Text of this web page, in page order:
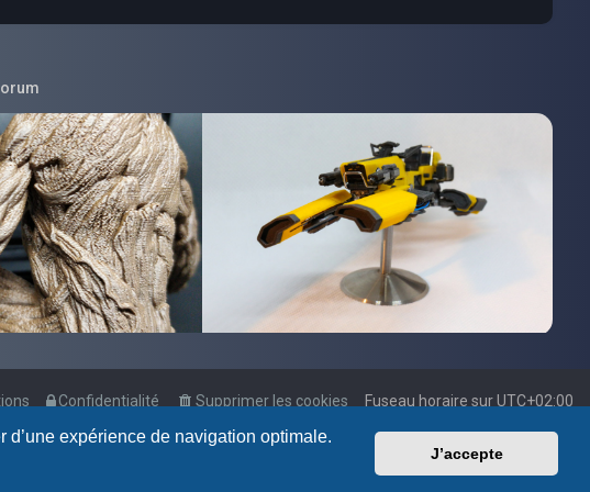
expérience de navigation optimale.
J’accepte
Fuseau horaire surUTC+02:00
Supprimer les cookies
Confidentialité